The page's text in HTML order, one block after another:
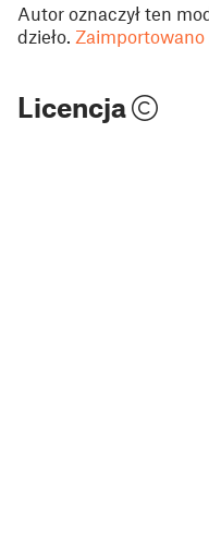
Autor oznaczył ten
dzieło. Zaimportowano
Licencja